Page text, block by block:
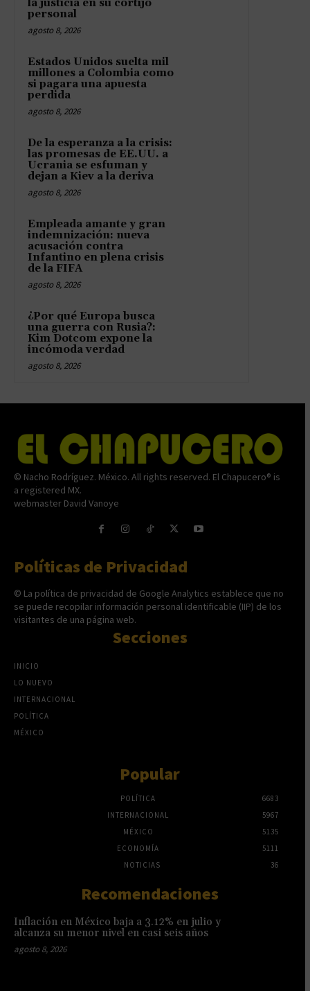
la justicia en su cortijo
personal
agosto 8, 2026
Estados Unidos suelta mil
millones a Colombia como
si pagara una apuesta
perdida
agosto 8, 2026
De la esperanza a la crisis:
las promesas de EE.UU. a
Ucrania se esfuman y
dejan a Kiev a la deriva
agosto 8, 2026
Empleada amante y gran
indemnización: nueva
acusación contra
Infantino en plena crisis
de la FIFA
agosto 8, 2026
¿Por qué Europa busca
una guerra con Rusia?:
Kim Dotcom expone la
incómoda verdad
agosto 8, 2026
© Nacho Rodríguez. México. All rights reserved. El Chapucero® is
a registered MX.
webmaster David Vanoye
Políticas de Privacidad
© La política de privacidad de Google Analytics establece que no
se puede recopilar información personal identificable (IIP) de los
visitantes de una página web.
Secciones
INICIO
LO NUEVO
INTERNACIONAL
POLÍTICA
MÉXICO
Popular
POLÍTICA
6683
INTERNACIONAL
5967
MÉXICO
5135
ECONOMÍA
5111
NOTICIAS
36
Recomendaciones
Inflación en México baja a 3.12% en julio y
alcanza su menor nivel en casi seis años
agosto 8, 2026